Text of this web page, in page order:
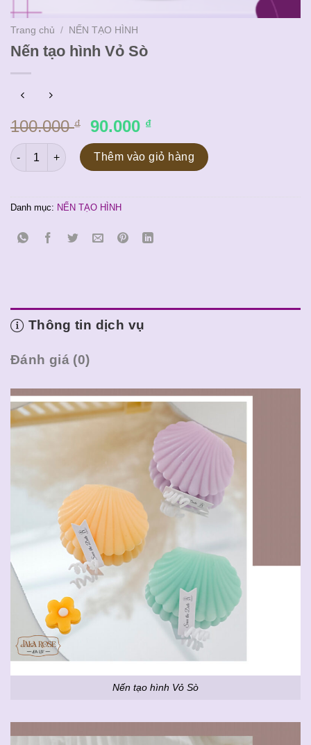
Trang chủ / NẾN TẠO HÌNH
Nến tạo hình Vỏ Sò
100.000₫
Giá
gốc
là:
100.000 ₫.
90.000 ₫Giá
hiện
tại
là:
Nến tạo hình Vỏ Sò số lượng
Thêm vào giỏ hàng
Danh mục: NẾN TẠO HÌNH
Thông tin dịch vụ
Đánh giá (0)
Nến tạo hình Vỏ Sò